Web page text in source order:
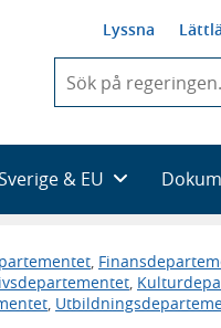
Lyssna
du
skriva
framträder
en
med
sökförslag
& EU